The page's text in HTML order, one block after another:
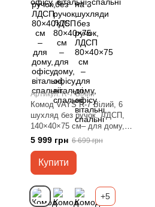
Артикул: R-7 Білий
Комод VAYS R-7 Білий, 6
шухляд без ручок, ЛДСП,
140×40×75 см– для дому,
офісу, вітальні, спальні
5 999 грн 6 699 грн
Купити
+5